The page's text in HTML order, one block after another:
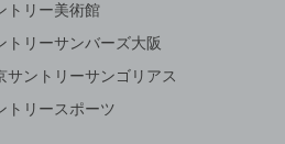
トリー美術館
トリーサンバーズ大阪
サントリーサンゴリアス
トリースポーツ